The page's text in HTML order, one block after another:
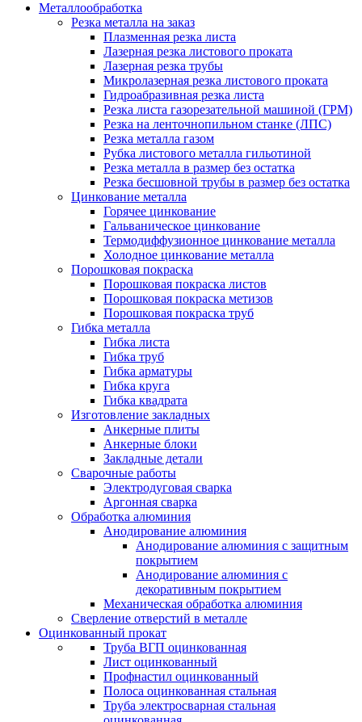
Металлообработка
Резка металла на заказ
Плазменная резка листа
Лазерная резка листового проката
Лазерная резка трубы
Микролазерная резка листового проката
Гидроабразивная резка листа
Резка листа газорезательной машиной (ГРМ)
Резка на ленточнопильном станке (ЛПС)
Резка металла газом
Рубка листового металла гильотиной
Резка металла в размер без остатка
Резка бесшовной трубы в размер без остатка
Цинкование металла
Горячее цинкование
Гальваническое цинкование
Термодиффузионное цинкование металла
Холодное цинкование металла
Порошковая покраска
Порошковая покраска листов
Порошковая покраска метизов
Порошковая покраска труб
Гибка металла
Гибка листа
Гибка труб
Гибка арматуры
Гибка круга
Гибка квадрата
Изготовление закладных
Анкерные плиты
Анкерные блоки
Закладные детали
Сварочные работы
Электродуговая сварка
Аргонная сварка
Обработка алюминия
Анодирование алюминия
Анодирование алюминия с защитным
покрытием
Анодирование алюминия с
декоративным покрытием
Механическая обработка алюминия
Сверление отверстий в металле
Оцинкованный прокат
Труба ВГП оцинкованная
Лист оцинкованный
Профнастил оцинкованный
Полоса оцинкованная стальная
Труба электросварная стальная